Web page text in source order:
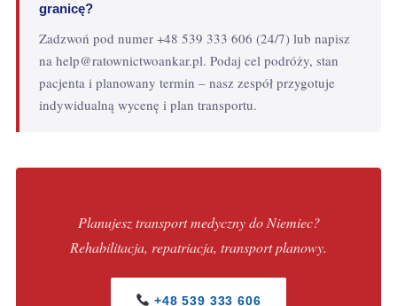
granicę?
Zadzwoń pod numer +48 539 333 606 (24/7) lub napisz
na help@ratownictwoankar.pl. Podaj cel podróży, stan
pacjenta i planowany termin – nasz zespół przygotuje
indywidualną wycenę i plan transportu.
Planujesz transport medyczny do Niemiec?
Rehabilitacja, repatriacja, transport planowy.
+48 539 333 606